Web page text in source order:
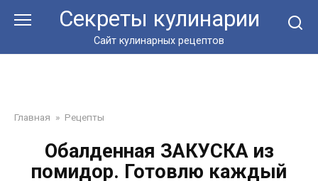
Секреты кулинарии
Сайт кулинарных рецептов
Главная » Рецепты
Обалденная ЗАКУСКА из
помидор. Готовлю каждый